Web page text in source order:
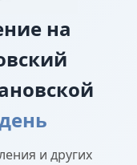
на
и других